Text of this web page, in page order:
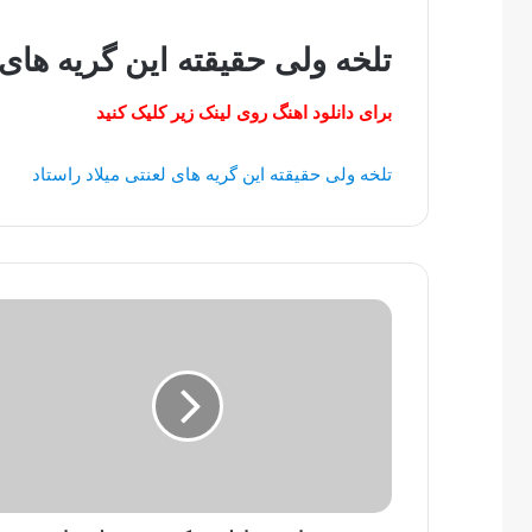
تلخه ولی حقیقته این گریه
برای دانلود اهنگ روی لینک زیر کلیک کنید
تلخه ولی حقیقته این گریه های لعنتی میلاد راستاد